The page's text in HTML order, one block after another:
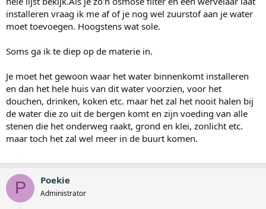
installeren vraag ik me af of je nog wel zuurstof aan je water
moet toevoegen. Hoogstens wat sole.
Soms ga ik te diep op de materie in.
Je moet het gewoon waar het water binnenkomt installeren
en dan het hele huis van dit water voorzien, voor het
douchen, drinken, koken etc. maar het zal het nooit halen bij
de water die zo uit de bergen komt en zijn voeding van alle
stenen die het onderweg raakt, grond en klei, zonlicht etc.
maar toch het zal wel meer in de buurt komen.
P Poekie
Administrator